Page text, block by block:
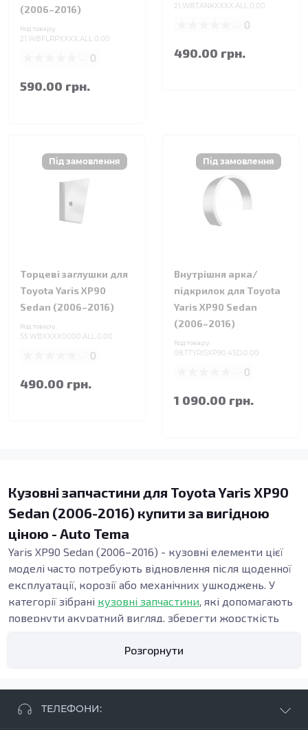
(2006–2016)
Код товару:
21.WBFLRPXXXX.ALL.0.00
0
590.00 грн.
21.WBTANKXXXX.ALL.0.00
0
490.00 грн.
Торцеві заглушки для
Toyota Yaris XP90
Sedan (2006–2016)
Код товару:
55.WBXXXX0000.ALL.0.00
0
490.00 грн.
Внутрішня арка/
підкрилок для Toyota
Yaris XP90 Sedan
(2006–2016)
Код товару:
08.TTYRISXP90.4SD.0.00
0
1 090.00 грн.
Кузовні запчастини для Toyota Yaris XP90
Sedan (2006-2016) купити за вигідною
ціною - Auto Tema
Yaris XP90 Sedan (2006–2016) - кузовні елементи цієї
моделі часто потребують відновлення після щоденної
експлуатації, корозії або механічних ушкоджень. У
категорії зібрані кузовні запчастини, які допомагають
повернути акуратний вигляд, зберегти жорсткість
панелей важлива під час ремонту кузова, адже від неї
Види кузовних запчастин
Розгорнути
ТЕЛЕФОНИ: